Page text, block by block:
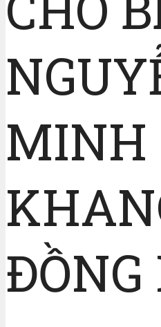
MINH